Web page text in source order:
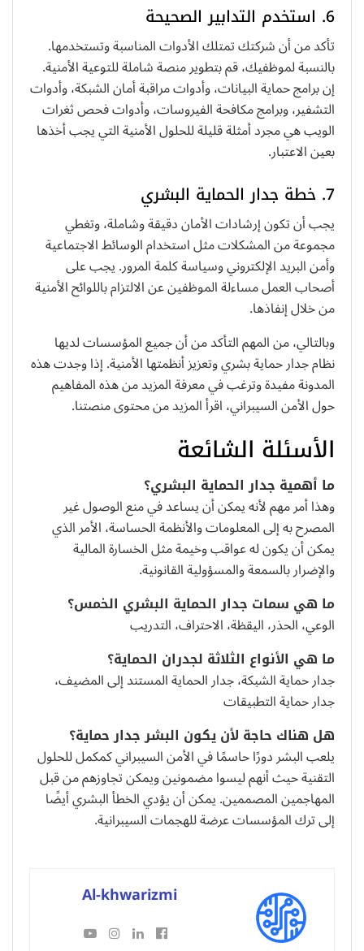
6. استخدم التدابير الصحيحة
تأكد من أن شركتك تمتلك الأدوات المناسبة وتستخدمها.
بالنسبة لموظفيك، قم بتطوير منصة شاملة للتوعية الأمنية.
إن برامج حماية البيانات، وأدوات مراقبة أمان الشبكة، وأدوات
التشفير، وبرامج مكافحة الفيروسات، وأدوات فحص ثغرات
الويب هي مجرد أمثلة قليلة للحلول الأمنية التي يجب أخذها
بعين الاعتبار.
7. خطة جدار الحماية البشري
يجب أن تكون إرشادات الأمان دقيقة وشاملة، وتغطي
مجموعة من المشكلات مثل استخدام الوسائط الاجتماعية
وأمن البريد الإلكتروني وسياسة كلمة المرور. يجب على
أصحاب العمل مساءلة الموظفين عن الالتزام باللوائح الأمنية
من خلال إنفاذها.
وبالتالي، من المهم التأكد من أن جميع المؤسسات لديها
نظام جدار حماية بشري وتعزيز أنظمتها الأمنية. إذا وجدت هذه
المدونة مفيدة وترغب في معرفة المزيد من هذه المفاهيم
حول الأمن السيبراني، اقرأ المزيد من محتوى منصتنا.
الأسئلة الشائعة
ما أهمية جدار الحماية البشري؟
وهذا أمر مهم لأنه يمكن أن يساعد في منع الوصول غير
المصرح به إلى المعلومات والأنظمة الحساسة، الأمر الذي
يمكن أن يكون له عواقب وخيمة مثل الخسارة المالية
والإضرار بالسمعة والمسؤولية القانونية.
ما هي سمات جدار الحماية البشري الخمس؟
الوعي، الحذر، اليقظة، الاحتراف، التدريب
ما هي الأنواع الثلاثة لجدران الحماية؟
جدار حماية الشبكة، جدار الحماية المستند إلى المضيف،
جدار حماية التطبيقات
هل هناك حاجة لأن يكون البشر جدار حماية؟
يلعب البشر دورًا حاسمًا في الأمن السيبراني كمكمل للحلول
التقنية حيث أنهم ليسوا مضمونين ويمكن تجاوزهم من قبل
المهاجمين المصممين. يمكن أن يؤدي الخطأ البشري أيضًا
إلى ترك المؤسسات عرضة للهجمات السيبرانية.
Al-khwarizmi